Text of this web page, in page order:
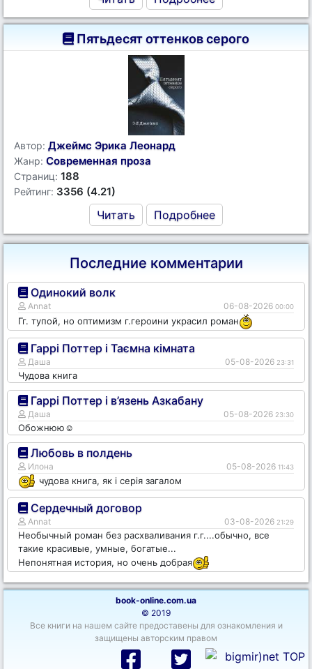
Пятьдесят оттенков серого
Автор: Джеймс Эрика Леонард
Жанр: Современная проза
Страниц: 188
Рейтинг: 3356 (4.21)
Читать Подробнее
Последние комментарии
Одинокий волк
Annat 06-08-2026 00:00
Гг. тупой, но оптимизм г.героини украсил роман
Гаррі Поттер і Таємна кімната
Даша 05-08-2026 23:31
Чудова книга
Гаррі Поттер і в’язень Азкабану
Даша 05-08-2026 23:30
Обожнюю☺️
Любовь в полдень
Илона 05-08-2026 11:43
чудова книга, як і серія загалом
Сердечный договор
Annat 03-08-2026 21:29
Необычный роман без расхваливания г.г....обычно, все
такие красивые, умные, богатые...
Непонятная история, но очень добрая
book-online.com.ua
© 2019
Все книги на нашем сайте предоставены для ознакомления и
защищены авторским правом